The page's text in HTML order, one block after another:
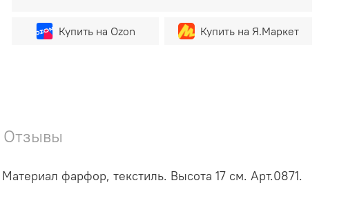
Купить на Ozon Купить на Я.Маркет
Отзывы
фарфор, текстиль. Высота 17 см. Арт.0871.